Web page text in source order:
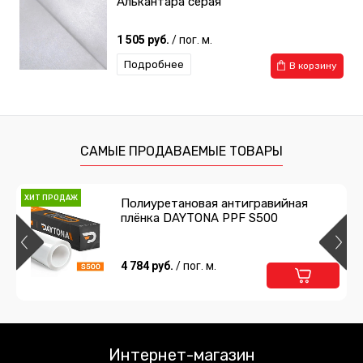
1 505 руб. / пог. м.
В корзину
Подробнее
САМЫЕ ПРОДАВАЕМЫЕ ТОВАРЫ
ХИТ ПРОДАЖ
Полиуретановая антигравийная
плёнка DAYTONA PPF S500
4 784 руб. / пог. м.
Интернет-магазин